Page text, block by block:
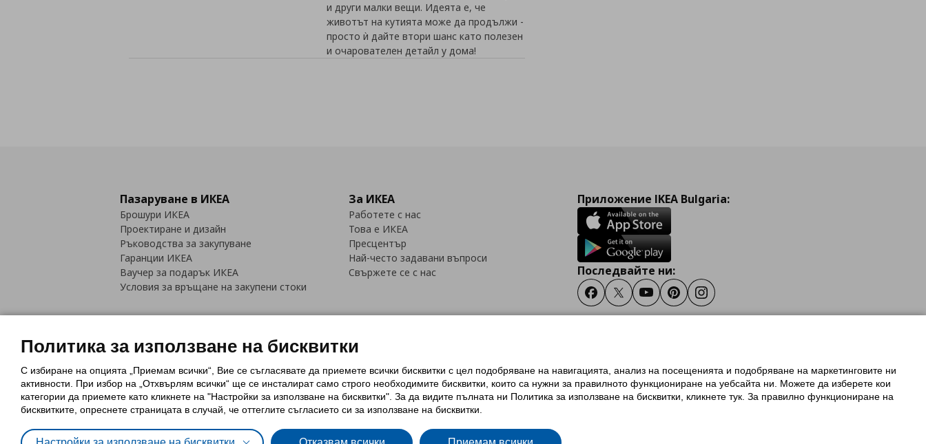
и други малки вещи. Идеята е, че
животът на кутията може да продължи -
просто ѝ дайте втори шанс като полезен
и очарователен детайл у дома!
Пазаруване в ИКЕА
Брошури ИКЕА
Проектиране и дизайн
Ръководства за закупуване
Гаранции ИКЕА
Ваучер за подарък ИКЕА
Условия за връщане на закупени стоки
За ИКЕА
Работете с нас
Това е ИКЕА
Пресцентър
Най-често задавани въпроси
Свържете се с нас
Приложение IKEA Bulgaria:
Последвайте ни:
FacebookTwitterYoutubePinterestInstagram
Политика за използване на бисквитки (Cookies)Избор на настройки за използване на бисквиткиУсловия за ползване на ikea.bg
Обща политика за личните данни
Политика за защита на личните данни на ikea.bg
Общи условия на програма IKEA Family
Политика за защита на лични данни на програма IKEA Family
Политика за използване на бисквитки
С избиране на опцията „Приемам всички“, Вие се съгласявате да приемете всички бисквитки с цел подобряване на навигацията, анализ на посещенията и подобряване на маркетинговите ни
активности. При избор на „Отхвърлям всички“ ще се инсталират само строго необходимитe бисквитки, които са нужни за правилното функциониране на уебсайта ни. Можете да изберете кои
категории да приемете като кликнете на "Настройки за използване на бисквитки". За да видите пълната ни Политика за използване на бисквитки, кликнете тук. За правилно функциониране на
бисквитките, опреснете страницата в случай, че оттеглите съгласието си за използване на бисквитки.